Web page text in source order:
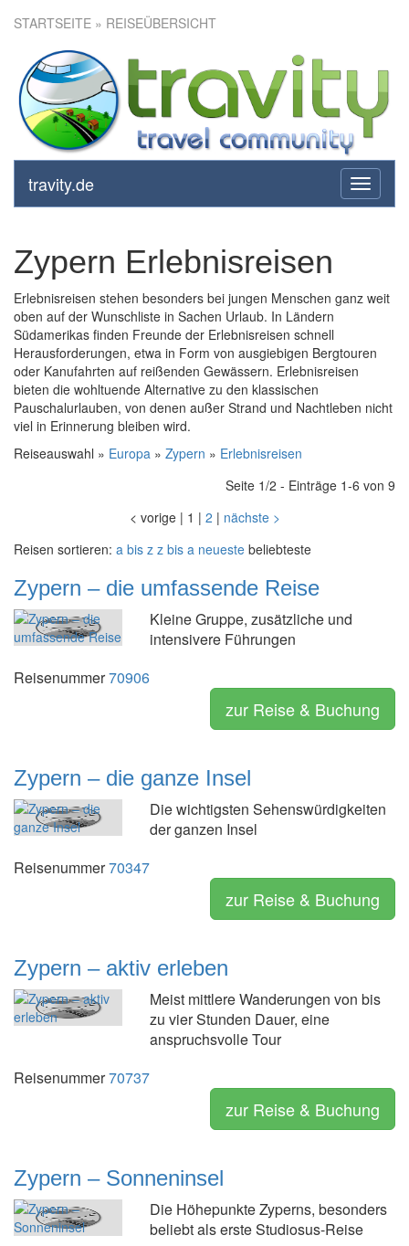
STARTSEITE » REISEÜBERSICHT
toggle
travity.de
Zypern Erlebnisreisen
Erlebnisreisen stehen besonders bei jungen Menschen ganz weit
oben auf der Wunschliste in Sachen Urlaub. In Ländern
Südamerikas finden Freunde der Erlebnisreisen schnell
Herausforderungen, etwa in Form von ausgiebigen Bergtouren
oder Kanufahrten auf reißenden Gewässern. Erlebnisreisen
bieten die wohltuende Alternative zu den klassischen
Pauschalurlauben, von denen außer Strand und Nachtleben nicht
viel in Erinnerung bleiben wird.
Reiseauswahl » Europa » Zypern » Erlebnisreisen
Seite 1/2 - Einträge 1-6 von 9
< vorige | 1 | 2 | nächste >
Reisen sortieren: a bis z z bis a neueste beliebteste
Zypern – die umfassende Reise
Kleine Gruppe, zusätzliche und
intensivere Führungen
Reisenummer70906
zur Reise & Buchung
Zypern – die ganze Insel
Die wichtigsten Sehenswürdigkeiten
der ganzen Insel
Reisenummer70347
zur Reise & Buchung
Zypern – aktiv erleben
Meist mittlere Wanderungen von bis
zu vier Stunden Dauer, eine
anspruchsvolle Tour
Reisenummer70737
zur Reise & Buchung
Zypern – Sonneninsel
Die Höhepunkte Zyperns, besonders
beliebt als erste Studiosus-Reise